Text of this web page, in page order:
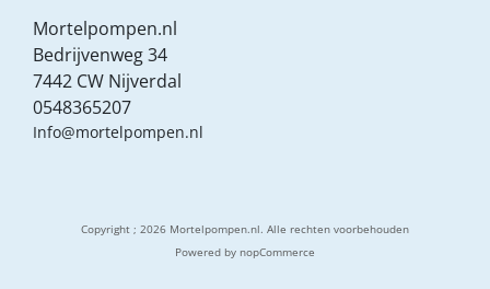
Mortelpompen.nl
Bedrijvenweg 34
7442 CW Nijverdal
0548365207
Info@mortelpompen.nl
Copyright ; 2026 Mortelpompen.nl. Alle rechten voorbehouden
Powered by nopCommerce